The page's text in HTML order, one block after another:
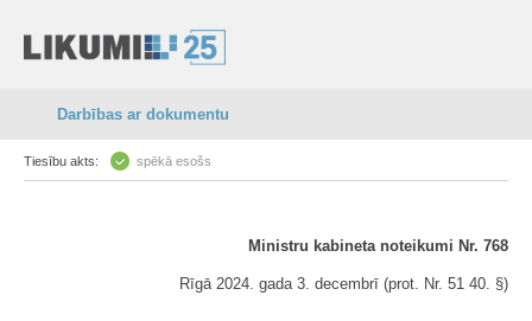
Darbības ar dokumentu
Tiesību akts: spēkā esošs
Ministru kabineta noteikumi Nr. 768
Rīgā 2024. gada 3. decembrī (prot. Nr. 51 40. §)